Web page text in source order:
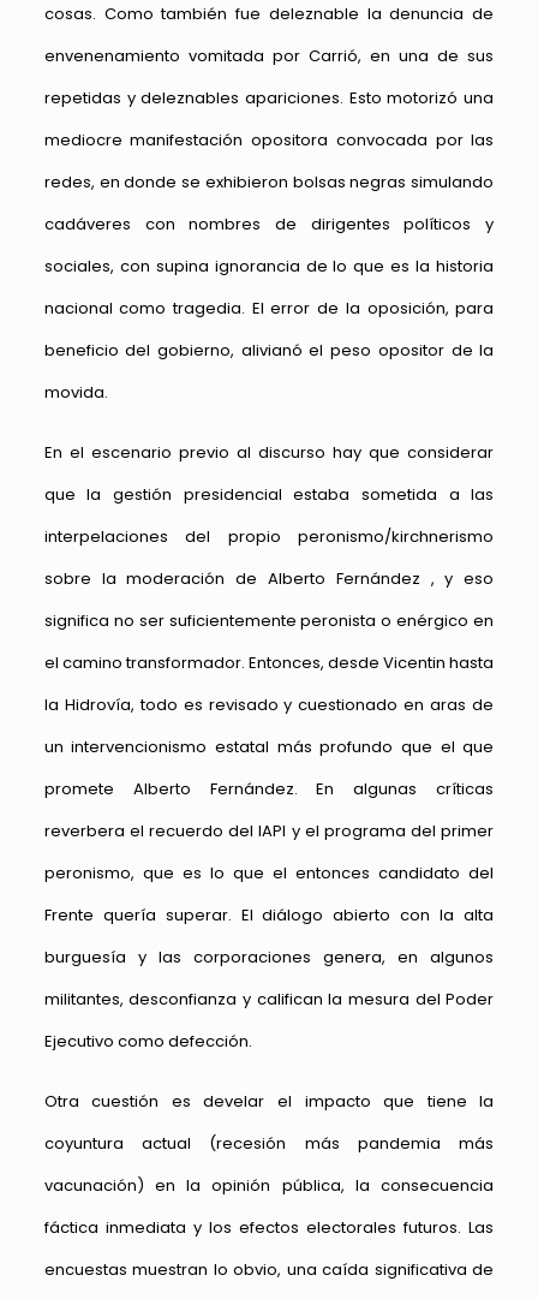
cosas. Como también fue deleznable la denuncia de
envenenamiento vomitada por Carrió, en una de sus
repetidas y deleznables apariciones. Esto motorizó una
mediocre manifestación opositora convocada por las
redes, en donde se exhibieron bolsas negras simulando
cadáveres con nombres de dirigentes políticos y
sociales, con supina ignorancia de lo que es la historia
nacional como tragedia. El error de la oposición, para
beneficio del gobierno, alivianó el peso opositor de la
movida.
En el escenario previo al discurso hay que considerar
que la gestión presidencial estaba sometida a las
interpelaciones del propio peronismo/kirchnerismo
sobre la moderación de Alberto Fernández , y eso
significa no ser suficientemente peronista o enérgico en
el camino transformador. Entonces, desde Vicentin hasta
la Hidrovía, todo es revisado y cuestionado en aras de
un intervencionismo estatal más profundo que el que
promete Alberto Fernández. En algunas críticas
reverbera el recuerdo del IAPI y el programa del primer
peronismo, que es lo que el entonces candidato del
Frente quería superar. El diálogo abierto con la alta
burguesía y las corporaciones genera, en algunos
militantes, desconfianza y califican la mesura del Poder
Ejecutivo como defección.
Otra cuestión es develar el impacto que tiene la
coyuntura actual (recesión más pandemia más
vacunación) en la opinión pública, la consecuencia
fáctica inmediata y los efectos electorales futuros. Las
encuestas muestran lo obvio, una caída significativa de